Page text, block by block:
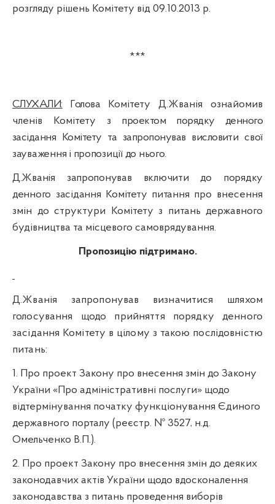
розгляду рішень Комітету від 09.10.2013 р.
***
СЛУХАЛИ: Голова КомітетуД.Жванія ознайомив
членів Комітету з проектом порядку денного
засідання Комітету та запропонував висловитисвої
зауваження і пропозиції до нього.
Д.Жванія запропонував включити до порядку
денного засідання Комітету питання про внесення
змін до структури Комітету з питань державного
будівництва та місцевого самоврядування.
Пропозицію підтримано.
Д.Жванія запропонував визначитися шляхом
голосування щодо прийняття порядку денного
засідання Комітету в цілому з такою послідовністю
питань:
1. Про проект Закону про внесення змін до Закону
України «Про адміністративні послуги» щодо
відтермінування початку функціонування Єдиного
державного порталу (реєстр. № 3527, н.д.
Омельченко В.П.).
2. Про проект Закону про внесення змін до деяких
законодавчих актів України щодо вдосконалення
законодавства з питань проведення виборів